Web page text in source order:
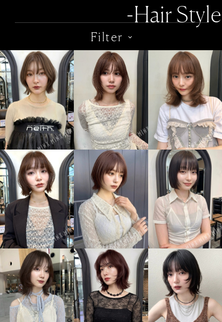
-Hair Style
Filter